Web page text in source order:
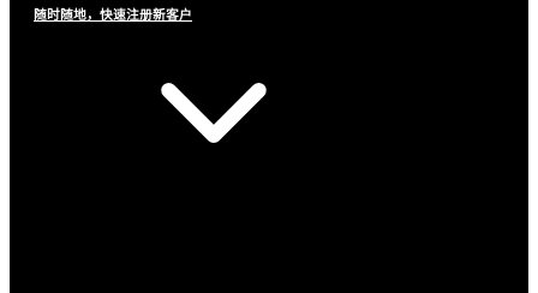
随时随地，快速注册新客户